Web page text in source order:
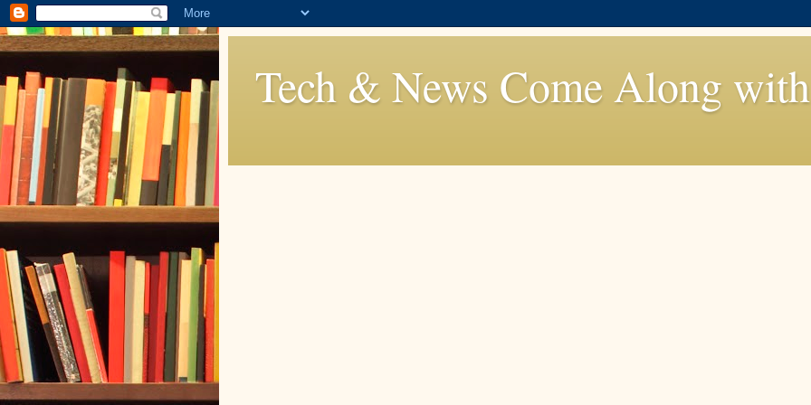
Tech & News Come Along